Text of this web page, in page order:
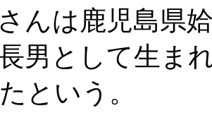
んは鹿児島県
男として生ま
という。